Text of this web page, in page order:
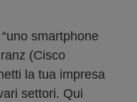
smartphone
(Cisco
la tua impresa
settori. Qui